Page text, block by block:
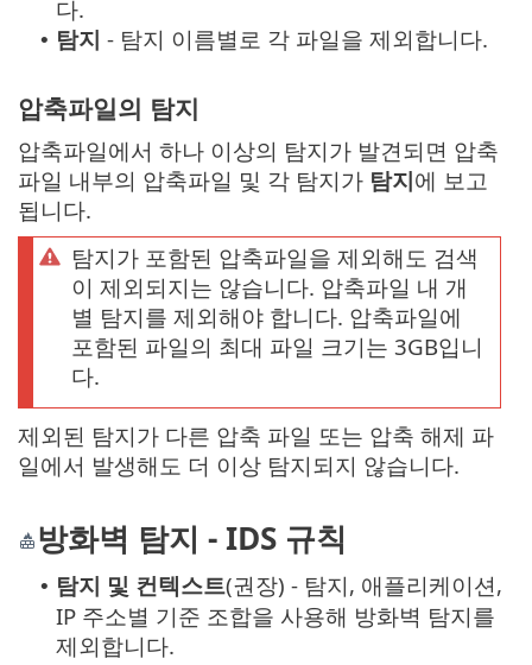
다.
• 탐지 - 탐지 이름별로 각 파일을 제외합니다.
압축파일의 탐지
압축파일에서 하나 이상의 탐지가 발견되면 압축
파일 내부의 압축파일 및 각 탐지가 탐지에 보고
됩니다.
탐지가 포함된 압축파일을 제외해도 검색
이 제외되지는 않습니다. 압축파일 내 개
별 탐지를 제외해야 합니다. 압축파일에
포함된 파일의 최대 파일 크기는 3GB입니
다.
제외된 탐지가 다른 압축 파일 또는 압축 해제 파
일에서 발생해도 더 이상 탐지되지 않습니다.
방화벽 탐지 - IDS 규칙
• 탐지 및 컨텍스트(권장) - 탐지, 애플리케이션,
IP 주소별 기준 조합을 사용해 방화벽 탐지를
제외합니다.